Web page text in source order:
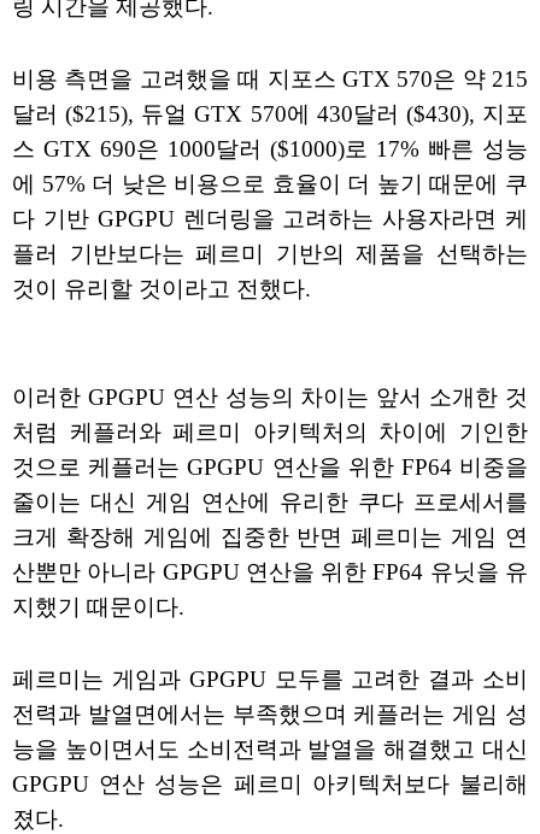
링 시간을 제공했다.
비용 측면을 고려했을 때 지포스 GTX 570은 약 215
달러 ($215), 듀얼 GTX 570에 430달러 ($430), 지포
스 GTX 690은 1000달러 ($1000)로 17% 빠른 성능
에 57% 더 낮은 비용으로 효율이 더 높기 때문에 쿠
다 기반 GPGPU 렌더링을 고려하는 사용자라면 케
플러 기반보다는 페르미 기반의 제품을 선택하는
것이 유리할 것이라고 전했다.
이러한 GPGPU 연산 성능의 차이는 앞서 소개한 것
처럼 케플러와 페르미 아키텍처의 차이에 기인한
것으로 케플러는 GPGPU 연산을 위한 FP64 비중을
줄이는 대신 게임 연산에 유리한 쿠다 프로세서를
크게 확장해 게임에 집중한 반면 페르미는 게임 연
산뿐만 아니라 GPGPU 연산을 위한 FP64 유닛을 유
지했기 때문이다.
페르미는 게임과 GPGPU 모두를 고려한 결과 소비
전력과 발열면에서는 부족했으며 케플러는 게임 성
능을 높이면서도 소비전력과 발열을 해결했고 대신
GPGPU 연산 성능은 페르미 아키텍처보다 불리해
졌다.